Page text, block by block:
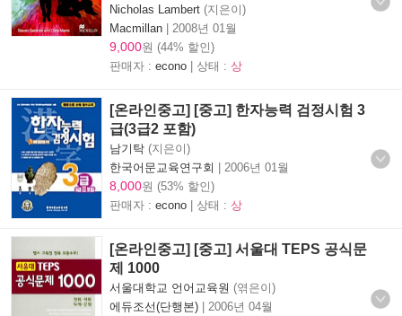
Nicholas Lambert (지은이)
Macmillan | 2008년 01월
9,000원 (44% 할인)
판매자 : econo | 상태 : 상
[온라인중고] [중고] 한자능력 검정시험 3
급(3급2 포함)
남기탁 (지은이)
한국어문교육연구회 | 2006년 01월
8,000원 (53% 할인)
판매자 : econo | 상태 : 상
[온라인중고] [중고] 서울대 TEPS 공식문
제 1000
서울대학교 언어교육원 (엮은이)
에듀조선(단행본) | 2006년 04월